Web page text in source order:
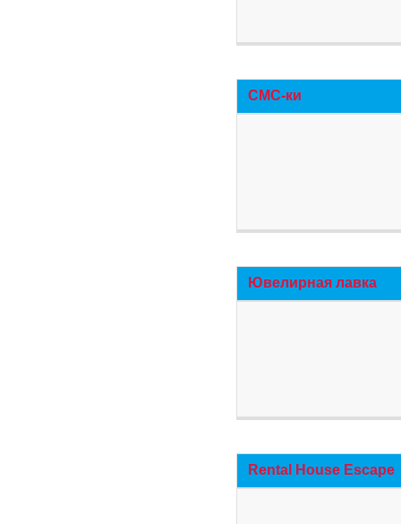
СМС-ки
Ювелирная лавка
Rental House Escape